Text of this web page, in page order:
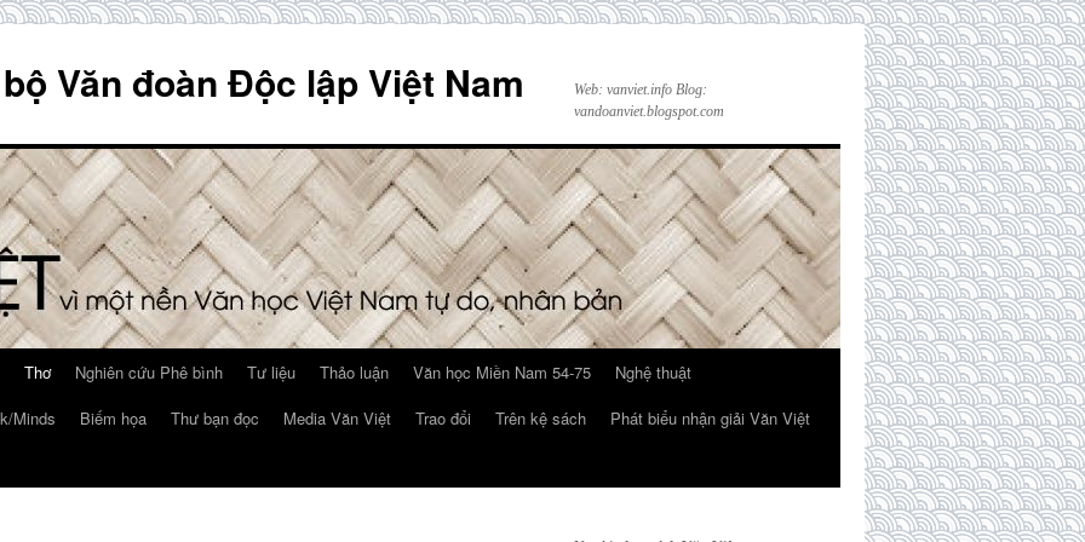
Văn đoàn Độc lập Việt Nam
Web: vanviet.info Blog:
vandoanviet.blogspot.com
Thơ Nghiên cứu Phê bình Tư liệu Thảo luận Văn học Miền Nam 54-75
Nghệ thuật
Minds Biếm họa Thư bạn đọc Media Văn Việt Trao đổi Trên kệ sách
Phát biểu nhận giải Văn Việt